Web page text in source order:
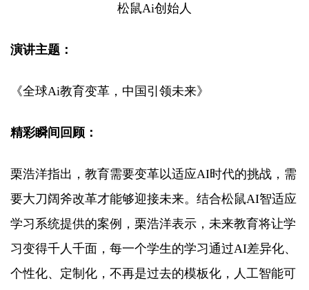
松鼠Ai创始人
演讲主题：
《全球Ai教育变革，中国引领未来》
精彩瞬间回顾：
栗浩洋指出，教育需要变革以适应AI时代的挑战，需
要大刀阔斧改革才能够迎接未来。结合松鼠AI智适应
学习系统提供的案例，栗浩洋表示，未来教育将让学
习变得千人千面，每一个学生的学习通过AI差异化、
个性化、定制化，不再是过去的模板化，人工智能可